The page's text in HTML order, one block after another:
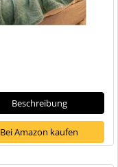
Beschreibung
Bei Amazon kaufen